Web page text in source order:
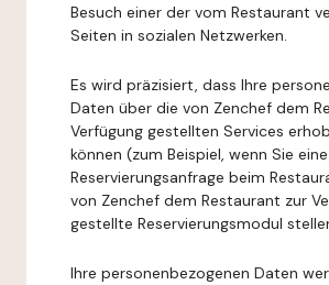
Besuch einer der vom Restaurant
Seiten in sozialen Netzwerken.
Es wird präzisiert, dass Ihre
Daten über die von Zenchef dem
Verfügung gestellten Services
können (zum Beispiel, wenn Sie eine
Reservierungsanfrage beim
von Zenchef dem Restaurant zur
gestellte Reservierungsmodul
Ihre personenbezogenen Daten